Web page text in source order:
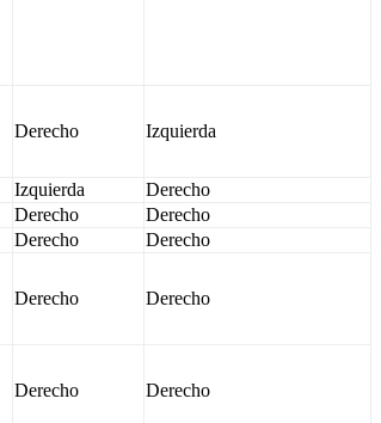
Derecho Izquierda
Izquierda
Derecho
Derecho
Derecho
Derecho Derecho
Derecho Derecho
Derecho Derecho